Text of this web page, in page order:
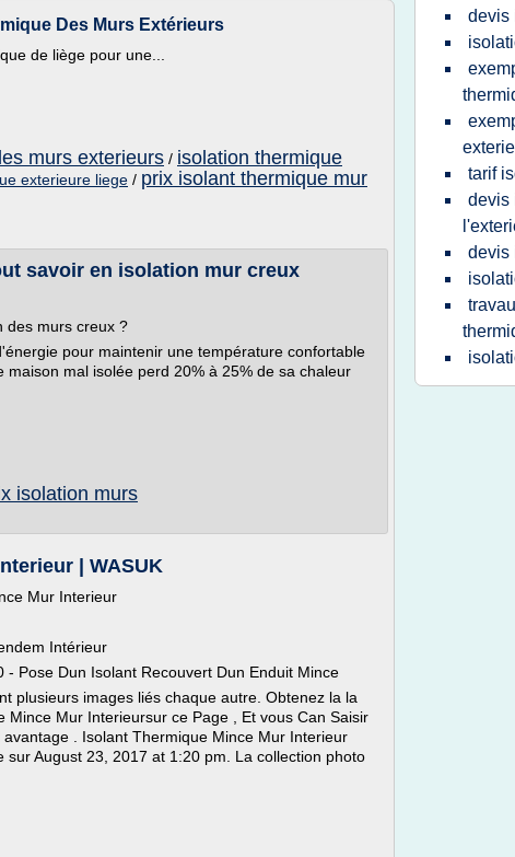
Des Murs Extérieurs
de liège pour une...
murs exterieurs / isolation thermique
exterieure liege / prix isolant thermique mur
savoir en isolation mur creux
des murs creux ?
pour maintenir une température confortable
mal isolée perd 20% à 25% de sa chaleur
isolation murs
| WASUK
Mur Interieur
Intérieur
Pose Dun Isolant Recouvert Dun Enduit Mince
plusieurs images liés chaque autre. Obtenez la la
Mur Interieursur ce Page , Et vous Can Saisir
. Isolant Thermique Mince Mur Interieur
August 23, 2017 at 1:20 pm. La collection photo
devis
tarif
devis
devis